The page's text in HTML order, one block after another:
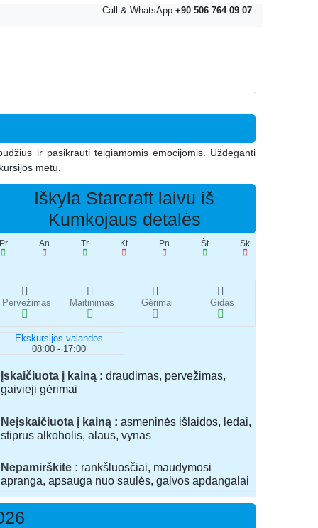
Call & WhatsApp +90 506 764 09 07
ir pasikrauti teigiamomis emocijomis. Uždeganti
metu.
Iškyla Starcraft laivu iš
Kumkojaus detalės
An Tr Kt Pn Št Sk
Pervežimas Maitinimas Gėrimai Gidas
Ekskursijos valandos
08:00 - 17:00
Įskaičiuota į kainą
draudimas, pervežimas,
gaivieji gėrimai
Neįskaičiuota į kainą
asmeninės išlaidos, ledai,
stiprus alkoholis, alaus, vynas
Nepamirškite
rankšluosčiai, maudymosi
apranga, apsauga nuo saulės, galvos apdangalai